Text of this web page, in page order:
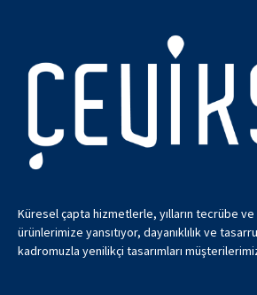
Küresel çapta hizmetlerle, yılların tecrübe
ürünlerimize yansıtıyor, dayanıklılık ve
kadromuzla yenilikçi tasarımları